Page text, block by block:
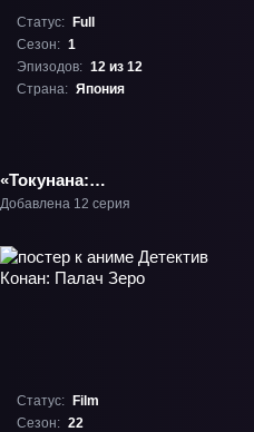
Статус:
Full
Сезон: 1
Эпизодов: 12 из 12
Страна: Япония
«Токунана:
Специальный, седьмой
преступлений» ТВ-1
Добавлена 12 серия
Статус:
Film
Сезон: 22